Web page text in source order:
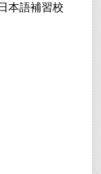
本語補習校